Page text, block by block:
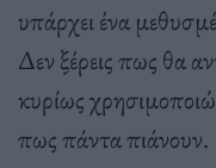
υπάρχει ένα
Δεν ξέρεις πως θα
κυρίως
πως πάντα πιάνουν.